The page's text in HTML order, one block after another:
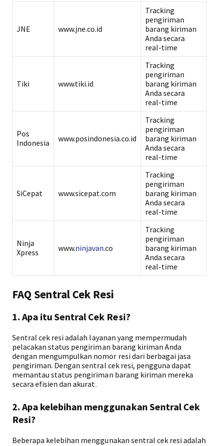
JNE www.jne.co.id
Tracking
pengiriman
barang kiriman
Anda secara
real-time
Tiki www.tiki.id
Tracking
pengiriman
barang kiriman
Anda secara
real-time
Pos
Indonesia
www.posindonesia.co.id
Tracking
pengiriman
barang kiriman
Anda secara
real-time
SiCepat www.sicepat.com
Tracking
pengiriman
barang kiriman
Anda secara
real-time
Ninja
Xpress
www.ninjavan.co
Tracking
pengiriman
barang kiriman
Anda secara
real-time
FAQ Sentral Cek Resi
1. Apa itu Sentral Cek Resi?
Sentral cek resi adalah layanan yang mempermudah
pelacakan status pengiriman barang kiriman Anda
dengan mengumpulkan nomor resi dari berbagai jasa
pengiriman. Dengan sentral cek resi, pengguna dapat
memantau status pengiriman barang kiriman mereka
secara efisien dan akurat.
2. Apa kelebihan menggunakan Sentral Cek
Resi?
Beberapa kelebihan menggunakan sentral cek resi adalah